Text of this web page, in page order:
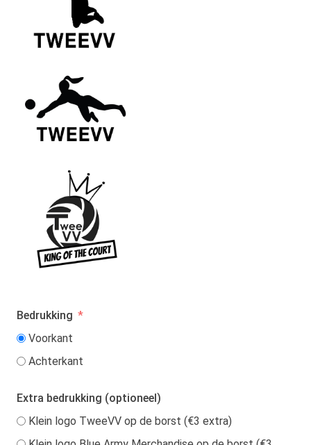
Bedrukking
Voorkant
Achterkant
Extra bedrukking (optioneel)
Klein logo TweeVV op de borst (€3 extra)